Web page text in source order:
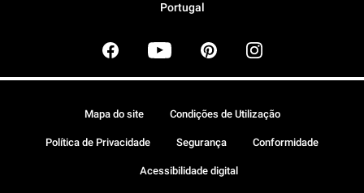
Portugal
Mapa do site Condições de Utilização
Política de Privacidade Segurança Conformidade
Acessibilidade digital